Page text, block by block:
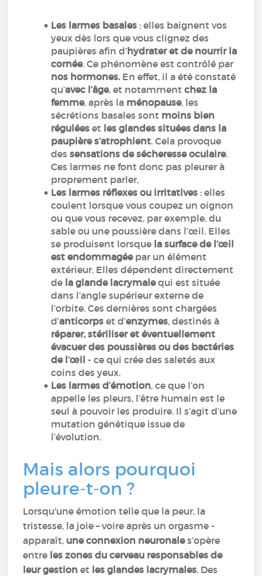
Les larmes basales : elles baignent vos
yeux dès lors que vous clignez des
paupières afin d’hydrater et de nourrir la
cornée. Ce phénomène est contrôlé par
nos hormones.En effet, il a été constaté
qu’avec l’âge, et notammentchez la
femme, après la ménopause, les
sécrétions basales sont moins bien
régulées et les glandes situées dans la
paupière s’atrophient. Cela provoque
dessensations de sécheresse oculaire.
Ces larmes ne font donc pas pleurer à
proprement parler,
Les larmes réflexes ou irritatives : elles
coulent lorsque vous coupez un oignon
ou que vous recevez, par exemple, du
sable ou une poussière dans l’œil. Elles
se produisent lorsque la surface de l’œil
est endommagéepar un élément
extérieur. Elles dépendent directement
de la glande lacrymalequi est située
dans l’angle supérieur externe de
l’orbite. Ces dernières sont chargées
d’anticorps et d’enzymes, destinés à
réparer, stériliser et éventuellement
évacuer des poussières ou des bactéries
de l’œil - ce qui crée des saletés aux
coins des yeux.
Les larmes d’émotion, ce que l’on
appelle les pleurs, l’être humain est le
seul à pouvoir les produire. Il s’agit d’une
mutation génétique issue de
l’évolution.
Mais alors pourquoi
pleure-t-on ?
Lorsqu'une émotion telle que la peur, la
tristesse, la joie – voire après un orgasme -
apparaît, une connexion neuronales’opère
entre les zones du cerveau responsables de
leur gestion et les glandes lacrymales. Des